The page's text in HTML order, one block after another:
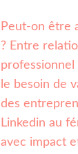
Peut-on être
? Entre
professionnel
le besoin de
des
Linkedin au
avec impact